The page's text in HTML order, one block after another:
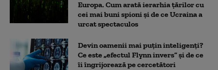
Europa. Cum arată ierarhia țărilor cu
cei mai buni spioni și de ce Ucraina a
urcat spectaculos
Devin oamenii mai puțin inteligenți?
Ce este „efectul Flynn invers” și de ce
îi îngrijorează pe cercetători